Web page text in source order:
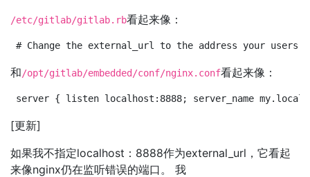
/etc/gitlab/gitlab.rb看起来像：
# Change the external_url to the address your
和/opt/gitlab/embedded/conf/nginx.conf看起来像：
server { listen localhost:8888; server_name
[更新]
如果我不指定localhost：8888作为external_url，它看起
来像nginx仍在监听错误的端口。 我